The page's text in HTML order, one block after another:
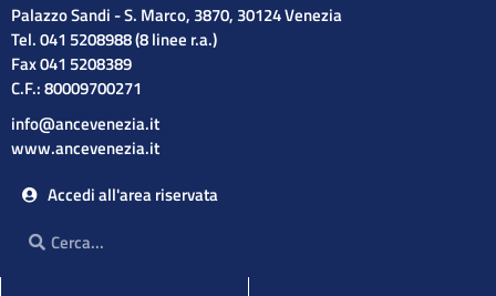
Palazzo Sandi - S. Marco, 3870, 30124 Venezia
Tel. 041 5208988 (8 linee r.a.)
Fax 041 5208389
C.F.: 80009700271
info@ancevenezia.it
www.ancevenezia.it
Accedi all'area riservata
Cerca